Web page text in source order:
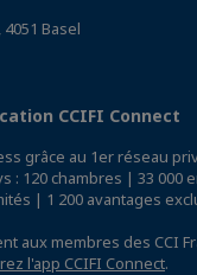
Basel
CCIFI Connect
grâce au 1er réseau
: 120 chambres | 33 000
| 1 200 avantages
aux membres des CCI
l'app CCIFI Connect.